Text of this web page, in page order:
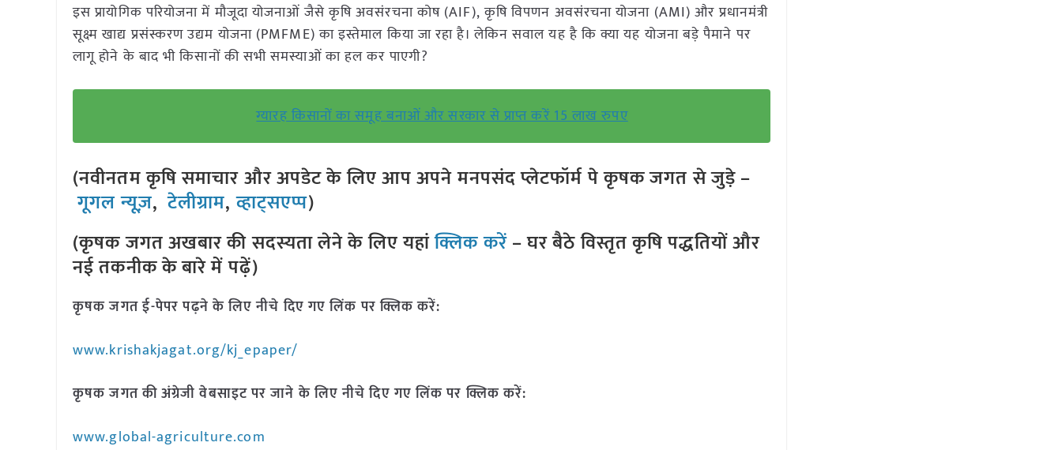
इस प्रायोगिक परियोजना में मौजूदा योजनाओं जैसे कृषि अवसंरचना कोष (AIF), कृषि विपणन अवसंरचना योजना (AMI) और प्रधानमंत्री
सूक्ष्म खाद्य प्रसंस्करण उद्यम योजना (PMFME) का इस्तेमाल किया जा रहा है। लेकिन सवाल यह है कि क्या यह योजना बड़े पैमाने पर
लागू होने के बाद भी किसानों की सभी समस्याओं का हल कर पाएगी?
ग्यारह किसानों का समूह बनाओं और सरकार से प्राप्त करें 15 लाख रुपए
(नवीनतम कृषि समाचार और अपडेट के लिए आप अपने मनपसंद प्लेटफॉर्म पे कृषक जगत से जुड़े –
गूगल न्यूज़,टेलीग्राम,व्हाट्सएप्प)
(कृषक जगत अखबार की सदस्यता लेने के लिए यहांक्लिक करें– घर बैठे विस्तृत कृषि पद्धतियों और
नई तकनीक के बारे में पढ़ें)
कृषक जगत ई-पेपर पढ़ने के लिए नीचे दिए गए लिंक पर क्लिक करें:
www.krishakjagat.org/kj_epaper/
कृषक जगत की अंग्रेजी वेबसाइट पर जाने के लिए नीचे दिए गए लिंक पर क्लिक करें:
www.global-agriculture.com